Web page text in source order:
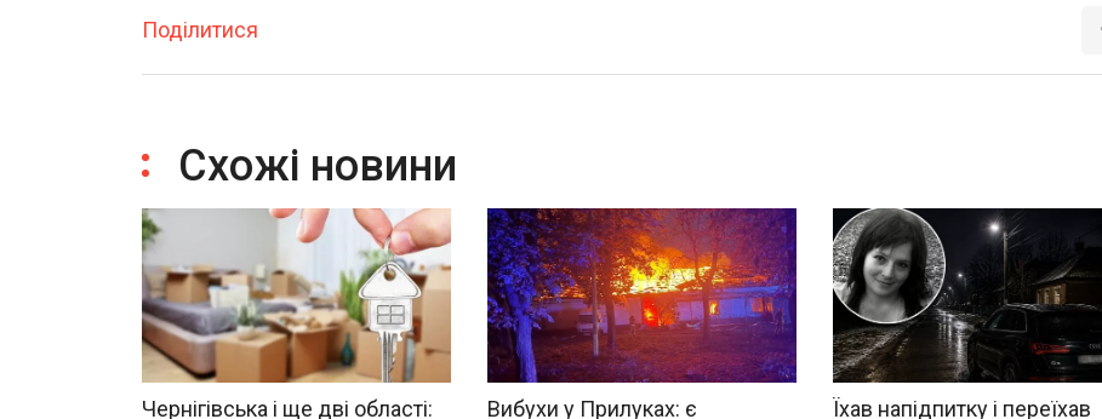
Поділитися
Схожі новини
Чернігівська і ще дві області:
Вибухи у Прилуках: є
Їхав напідпитку і переїхав